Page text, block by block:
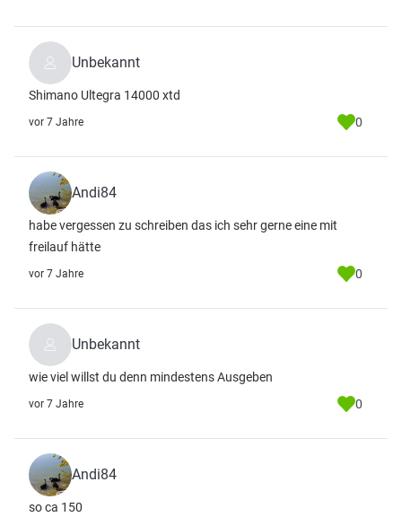
Unbekannt
Shimano Ultegra 14000 xtd
vor 7 Jahre 0
Andi84
habe vergessen zu schreiben das ich sehr gerne eine mit
freilauf hätte
vor 7 Jahre 0
Unbekannt
wie viel willst du denn mindestens Ausgeben
vor 7 Jahre 0
Andi84
so ca 150